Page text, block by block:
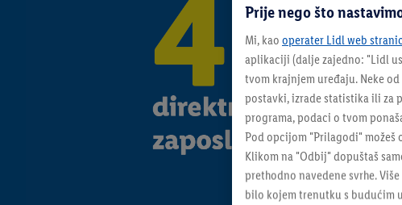
Prije nego što
Mi, kao operater Lidl web
aplikaciji (dalje zajedno: "Lidl
tvom krajnjem uređaju. Neke
postavki, izrade statistika ili za
programa, podaci o tvom
Pod opcijom "Prilagodi"
Klikom na "Odbij" dopuštaš
prethodno navedene svrhe.
bilo kojem trenutku s budućim